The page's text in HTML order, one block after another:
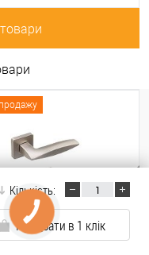
Кількість:
Придбати в 1 клік
на розеті GAVROCHE